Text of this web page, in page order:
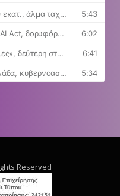
Reserved